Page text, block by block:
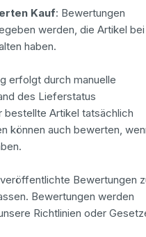
Kauf: Bewertungen
werden, die Artikel bei
haben.
erfolgt durch manuelle
des Lieferstatus
Artikel tatsächlich
können auch bewerten,
Bewertungen
Bewertungen werden
Richtlinien oder